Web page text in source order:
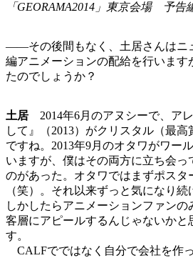
「GEORAMA2014」東京会場 予告
――その後間もなく、土居さんはニ
編アニメーションの配給を行います
たのでしょうか？
土居 2014年6月のアヌシーで、ア
して』（2013）がクリスタル（最
ですね。2013年9月のオタワがワー
いますが、僕はその両方に立ち会っ
のがあった。オタワではまずポスタ
（笑）。それ以来ずっと気になり
しかしたらアニメーションファン
客層にアピールするんじゃないかと
す。
CALFでではなく自分で会社を作